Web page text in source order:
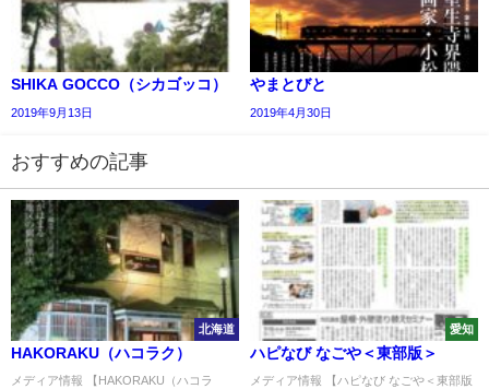
SHIKA GOCCO（シカゴッコ）
2019年9月13日
やまとびと
2019年4月30日
おすすめの記事
北海道
HAKORAKU（ハコラク）
メディア情報 【HAKORAKU（ハコラ
愛知
ハピなび なごや＜東部版＞
メディア情報 【ハピなび なごや＜東部版